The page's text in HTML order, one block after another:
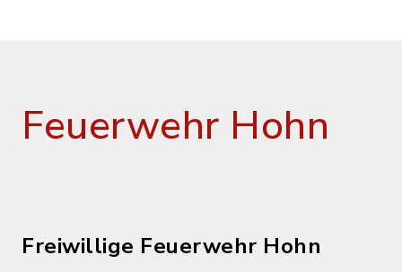
Feuerwehr Hohn
Freiwillige Feuerwehr Hohn